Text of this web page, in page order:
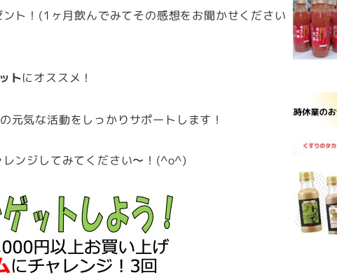
ント！(1ヶ月飲んでみてその感想をお聞かせください
トにオススメ！
元気な活動をしっかりサポートします！
ンジしてみてください〜！(^o^)